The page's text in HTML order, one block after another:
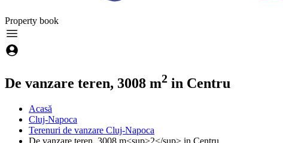
Property book
De vanzare teren, 3008 m2 in Centru
Acasă
Cluj-Napoca
Terenuri de vanzare Cluj-Napoca
De vanzare teren, 3008 m<sup>2</sup> in Centru